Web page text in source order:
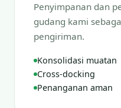
Penyimpanan dan
gudang kami
pengiriman.
Konsolidasi muatan
Cross-docking
Penanganan aman